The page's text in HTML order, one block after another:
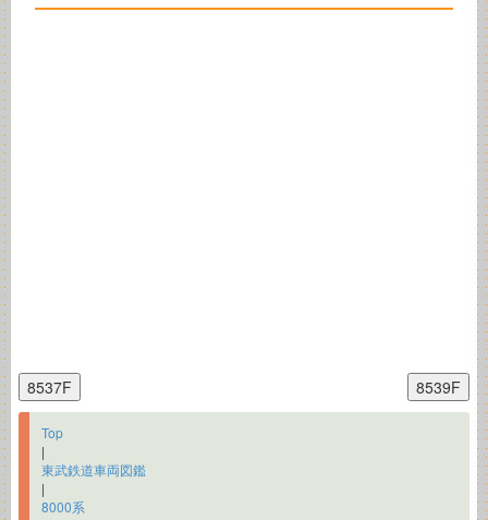
Top
|
東武鉄道車両図鑑
|
8000系